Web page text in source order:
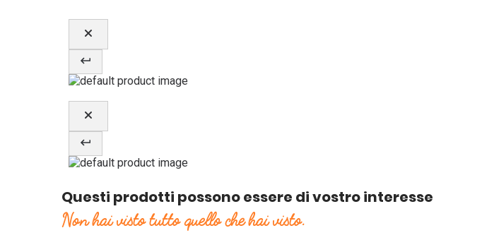
Questi prodotti possono essere di vostro interesse
Non hai visto tutto quello che hai visto.